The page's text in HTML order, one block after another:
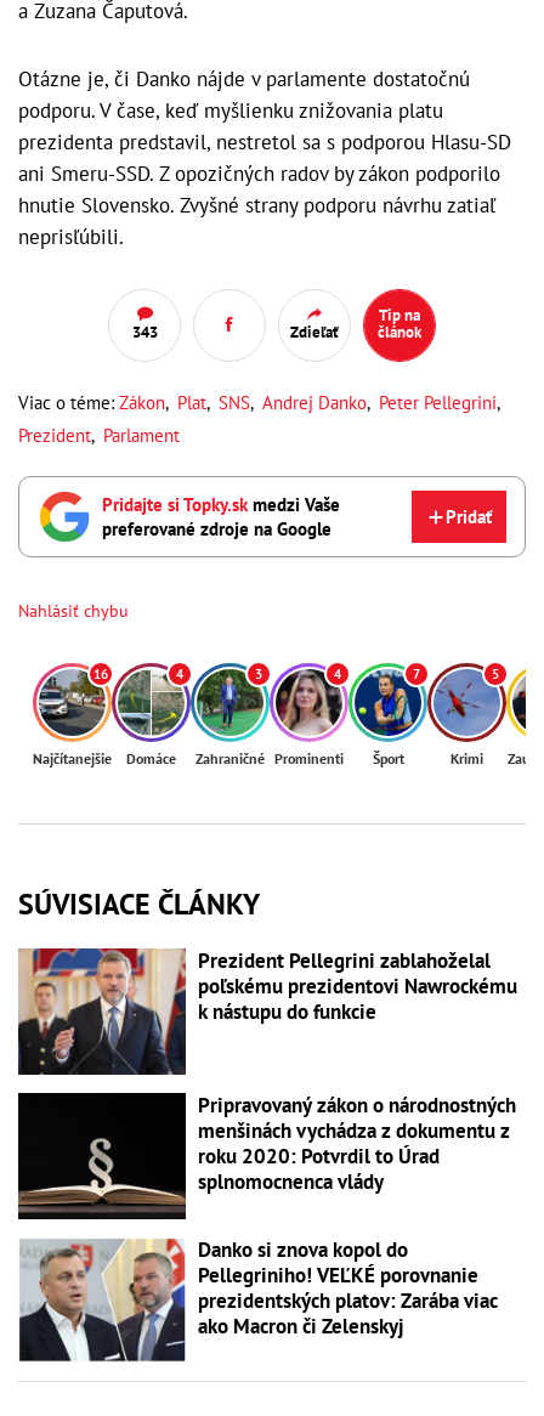
a Zuzana Čaputová.
Otázne je, či Danko nájde v parlamente dostatočnú
podporu. V čase, keď myšlienku znižovania platu
prezidenta predstavil, nestretol sa s podporou Hlasu-SD
ani Smeru-SSD. Z opozičných radov by zákon podporilo
hnutie Slovensko. Zvyšné strany podporu návrhu zatiaľ
neprisľúbili.
343 Zdieľať
Tip na
článok
Viac o téme: Zákon, Plat, SNS, Andrej Danko, Peter Pellegrini,
Prezident, Parlament
Pridajte si Topky.skmedzi Vaše
preferované zdroje na Google
Pridať
Nahlásiť chybu
16
Najčítanejšie
4
Domáce
3
Zahraničné
4
Prominenti
7
Šport
5
Krimi
SÚVISIACE ČLÁNKY
Prezident Pellegrini zablahoželal
poľskému prezidentovi Nawrockému
k nástupu do funkcie
Pripravovaný zákon o národnostných
menšinách vychádza z dokumentu z
roku 2020: Potvrdil to Úrad
splnomocnenca vlády
Danko si znova kopol do
Pellegriniho! VEĽKÉ porovnanie
prezidentských platov: Zarába viac
ako Macron či Zelenskyj